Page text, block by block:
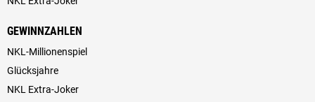
GEWINNZAHLEN
NKL-Millionenspiel
Glücksjahre
NKL Extra-Joker